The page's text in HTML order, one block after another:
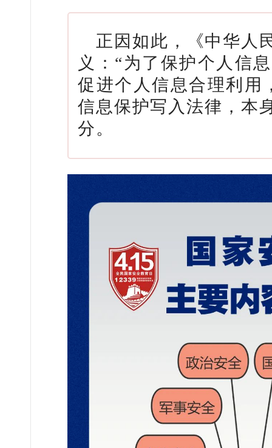
正因如此，《中华人
义：“为了保护个人信
促进个人信息合理利用
信息保护写入法律，本
分。